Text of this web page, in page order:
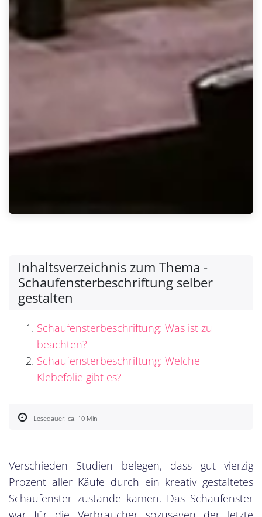
Inhaltsverzeichnis zum Thema -
Schaufensterbeschriftung selber
gestalten
Schaufensterbeschriftung: Was ist zu
beachten?
Schaufensterbeschriftung: Welche
Klebefolie gibt es?
Lesedauer: ca. 10 Min
Verschieden Studien belegen, dass gut vierzig
Prozent aller Käufe durch ein kreativ gestaltetes
Schaufenster zustande kamen. Das Schaufenster